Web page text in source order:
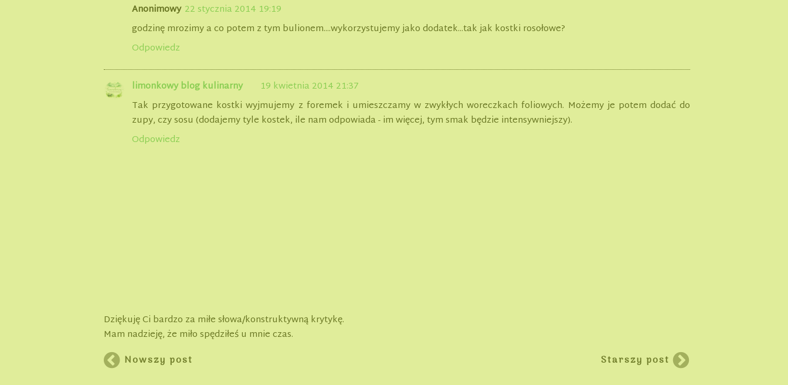
Anonimowy 22 stycznia 2014 19:19
godzinę mrozimy a co potem z tym bulionem....wykorzystujemy jako dodatek...tak jak kostki rosołowe?
Odpowiedz
limonkowy blog kulinarny
19 kwietnia 2014 21:37
Tak przygotowane kostki wyjmujemy z foremek i umieszczamy w zwykłych woreczkach foliowych. Możemy je potem dodać do
zupy, czy sosu (dodajemy tyle kostek, ile nam odpowiada - im więcej, tym smak będzie intensywniejszy).
Odpowiedz
Dziękuję Ci bardzo za miłe słowa/konstruktywną krytykę.
Mam nadzieję, że miło spędziłeś u mnie czas.
Nowszy post Starszy post